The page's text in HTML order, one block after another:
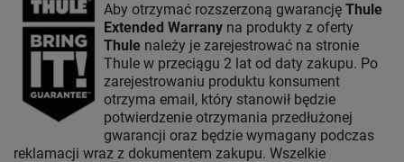
Aby otrzymać rozszerzoną gwarancję Thule
Extended Warrany na produkty z oferty
Thule należy je zarejestrować na stronie
Thule w przeciągu 2 lat od daty zakupu. Po
zarejestrowaniu produktu konsument
otrzyma email, który stanowił będzie
potwierdzenie otrzymania przedłużonej
gwarancji oraz będzie wymagany podczas
reklamacji wraz z dokumentem zakupu. Wszelkie